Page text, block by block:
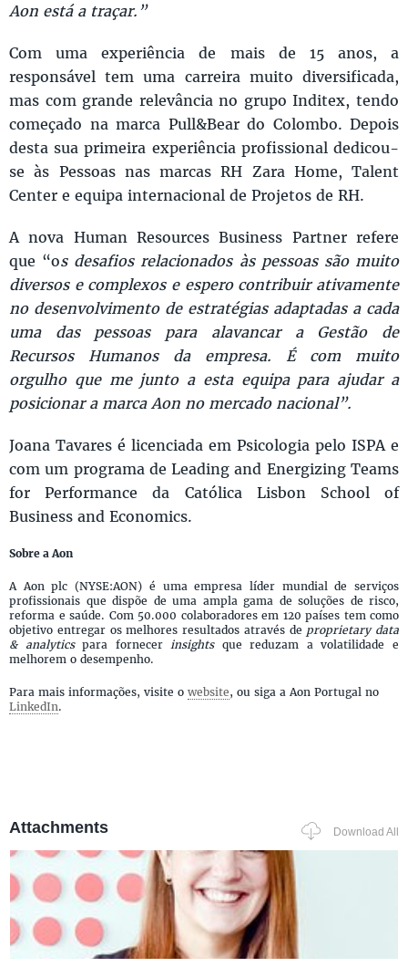
Aon está a traçar.”
Com uma experiência de mais de 15 anos, a
responsável tem uma carreira muito diversificada,
mas com grande relevância no grupo Inditex, tendo
começado na marca Pull&Bear do Colombo. Depois
desta sua primeira experiência profissional dedicou-
se às Pessoas nas marcas RH Zara Home, Talent
Center e equipa internacional de Projetos de RH.
A nova Human Resources Business Partner refere
que “os desafios relacionados às pessoas são muito
diversos e complexos e espero contribuir ativamente
no desenvolvimento de estratégias adaptadas a cada
uma das pessoas para alavancar a Gestão de
Recursos Humanos da empresa. É com muito
orgulho que me junto a esta equipa para ajudar a
posicionar a marca Aon no mercado nacional”.
Joana Tavares é licenciada em Psicologia pelo ISPA e
com um programa de Leading and Energizing Teams
for Performance da Católica Lisbon School of
Business and Economics.
Sobre a Aon
A Aon plc (NYSE:AON) é uma empresa líder mundial de serviços
profissionais que dispõe de uma ampla gama de soluções de risco,
reforma e saúde. Com 50.000 colaboradores em 120 países tem como
objetivo entregar os melhores resultados através de proprietary data
& analyticspara fornecerinsightsque reduzam a volatilidade e
melhorem o desempenho.
Para mais informações, visite o website, ou siga a Aon Portugal no
LinkedIn.
Attachments Download All